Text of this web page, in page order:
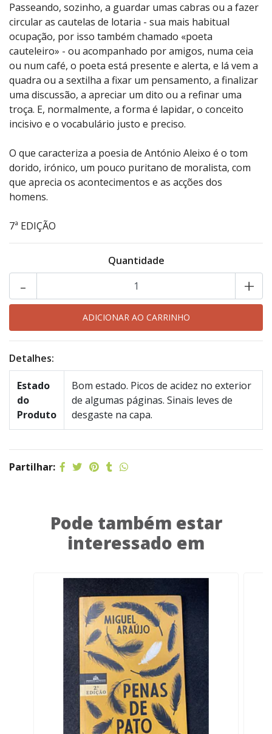
Passeando, sozinho, a guardar umas cabras ou a fazer
circular as cautelas de lotaria - sua mais habitual
ocupação, por isso também chamado «poeta
cauteleiro» - ou acompanhado por amigos, numa ceia
ou num café, o poeta está presente e alerta, e lá vem a
quadra ou a sextilha a fixar um pensamento, a finalizar
uma discussão, a apreciar um dito ou a refinar uma
troça. E, normalmente, a forma é lapidar, o conceito
incisivo e o vocabulário justo e preciso.
O que caracteriza a poesia de António Aleixo é o tom
dorido, irónico, um pouco puritano de moralista, com
que aprecia os acontecimentos e as acções dos
homens.
7ª EDIÇÃO
Quantidade
+
-
Detalhes:
Estado
do
Produto
Bom estado. Picos de acidez no exterior
de algumas páginas. Sinais leves de
desgaste na capa.
Partilhar:
Pode também estar
interessado em